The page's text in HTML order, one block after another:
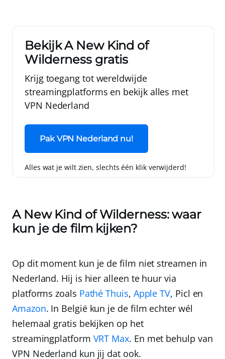
Bekijk A New Kind of
Wilderness gratis
Krijg toegang tot wereldwijde
streamingplatforms en bekijk alles met
VPN Nederland
Pak VPN Nederland nu!
Alles wat je wilt zien, slechts één klik verwijderd!
A New Kind of Wilderness: waar
kun je de film kijken?
Op dit moment kun je de film niet streamen in
Nederland. Hij is hier alleen te huur via
platforms zoals Pathé Thuis, Apple TV, Picl en
Amazon. In België kun je de film echter wél
helemaal gratis bekijken op het
streamingplatform VRT Max. En met behulp van
VPN Nederland kun jij dat ook.